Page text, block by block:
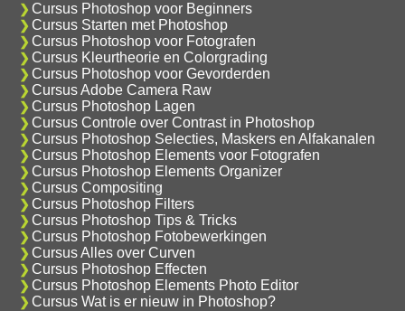
Cursus Photoshop voor Beginners
Cursus Starten met Photoshop
Cursus Photoshop voor Fotografen
Cursus Kleurtheorie en Colorgrading
Cursus Photoshop voor Gevorderden
Cursus Adobe Camera Raw
Cursus Photoshop Lagen
Cursus Controle over Contrast in Photoshop
Cursus Photoshop Selecties, Maskers en Alfakanalen
Cursus Photoshop Elements voor Fotografen
Cursus Photoshop Elements Organizer
Cursus Compositing
Cursus Photoshop Filters
Cursus Photoshop Tips & Tricks
Cursus Photoshop Fotobewerkingen
Cursus Alles over Curven
Cursus Photoshop Effecten
Cursus Photoshop Elements Photo Editor
Cursus Wat is er nieuw in Photoshop?